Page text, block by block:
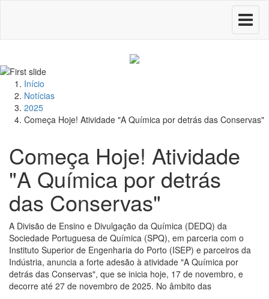
Toggle
Início
Notícias
2025
Começa Hoje! Atividade "A Química por detrás das Conservas"
Começa Hoje! Atividade
"A Química por detrás
das Conservas"
A Divisão de Ensino e Divulgação da Química (DEDQ) da
Sociedade Portuguesa de Química (SPQ), em parceria com o
Instituto Superior de Engenharia do Porto (ISEP) e parceiros da
Indústria, anuncia a forte adesão à atividade "A Química por
detrás das Conservas", que se inicia hoje, 17 de novembro, e
decorre até 27 de novembro de 2025. No âmbito das